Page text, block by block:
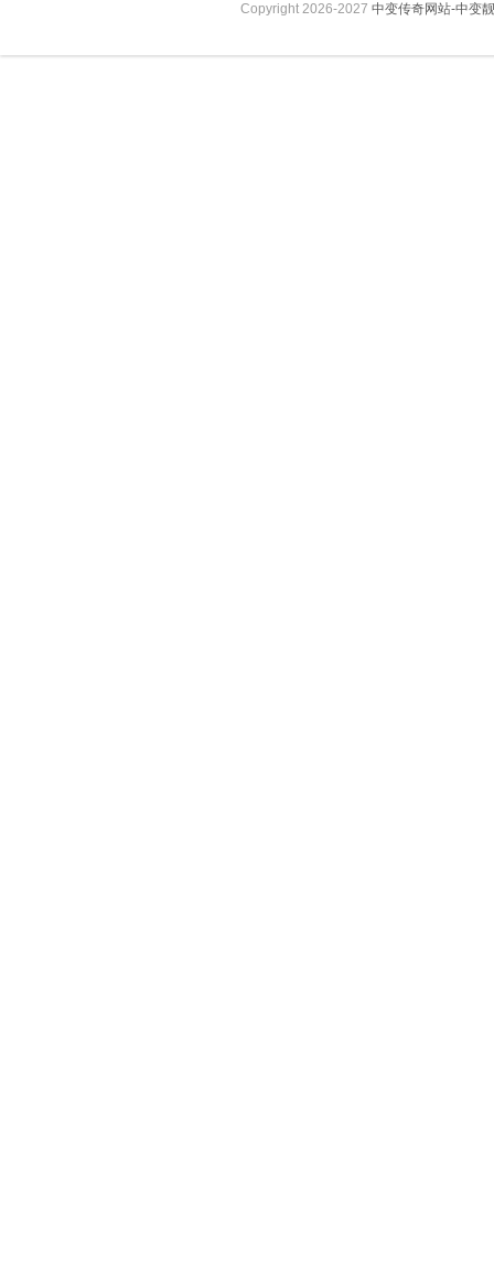
Copyright 2026-2027 中变传奇网站-中变